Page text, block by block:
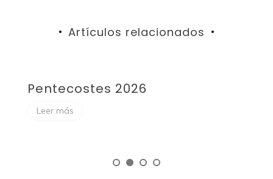
Artículos relacionados
Pentecostes 2026
Leer más